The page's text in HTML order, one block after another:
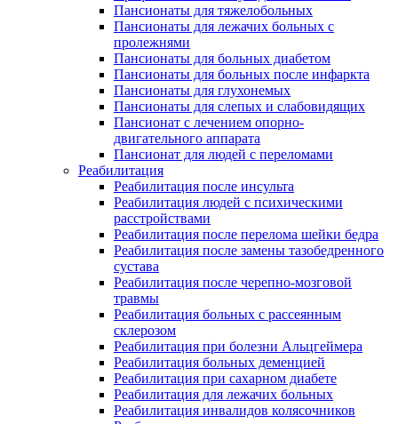
Пансионаты для тяжелобольных
Пансионаты для лежачих больных с
пролежнями
Пансионаты для больных диабетом
Пансионаты для больных после инфаркта
Пансионаты для глухонемых
Пансионаты для слепых и слабовидящих
Пансионат с лечением опорно-
двигательного аппарата
Пансионат для людей с переломами
Реабилитация
Реабилитация после инсульта
Реабилитация людей с психическими
расстройствами
Реабилитация после перелома шейки бедра
Реабилитация после замены тазобедренного
сустава
Реабилитация после черепно-мозговой
травмы
Реабилитация больных с рассеянным
склерозом
Реабилитация при болезни Альцгеймера
Реабилитация больных деменцией
Реабилитация при сахарном диабете
Реабилитация для лежачих больных
Реабилитация инвалидов колясочников